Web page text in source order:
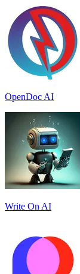
OpenDoc AI
Write On AI